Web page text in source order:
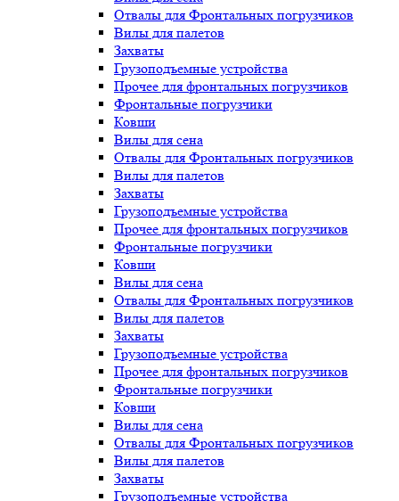
Отвалы для Фронтальных погрузчиков
Вилы для палетов
Захваты
Грузоподъемные устройства
Прочее для фронтальных погрузчиков
Фронтальные погрузчики
Ковши
Вилы для сена
Отвалы для Фронтальных погрузчиков
Вилы для палетов
Захваты
Грузоподъемные устройства
Прочее для фронтальных погрузчиков
Фронтальные погрузчики
Ковши
Вилы для сена
Отвалы для Фронтальных погрузчиков
Вилы для палетов
Захваты
Грузоподъемные устройства
Прочее для фронтальных погрузчиков
Фронтальные погрузчики
Ковши
Вилы для сена
Отвалы для Фронтальных погрузчиков
Вилы для палетов
Захваты
Грузоподъемные устройства